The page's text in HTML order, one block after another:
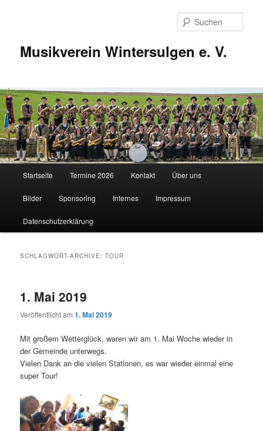
Musikverein Wintersulgen e. V.
Startseite Termine 2026 Kontakt Über uns
Bilder Sponsoring Internes Impressum
Datenschutzerklärung
SCHLAGWORT-ARCHIVE:TOUR
1. Mai 2019
Veröffentlicht am1. Mai 2019
Mit großem Wetterglück, waren wir am 1. Mai Woche wieder in
der Gemeinde unterwegs.
Vielen Dank an die vielen Stationen, es war wieder einmal eine
super Tour!